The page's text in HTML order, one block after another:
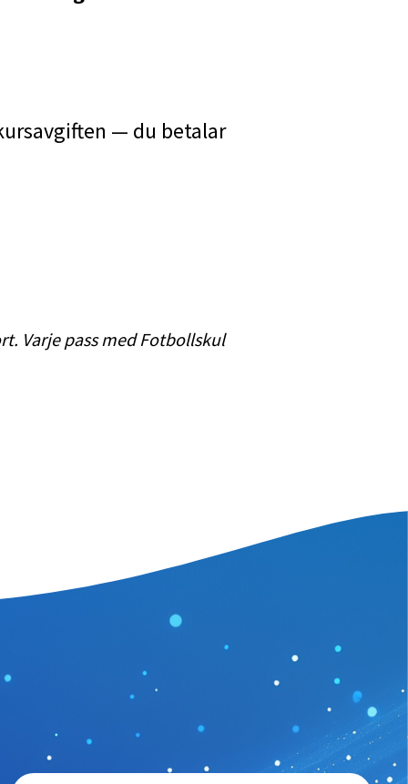
— du betalar
Varje pass med Fotbollskul